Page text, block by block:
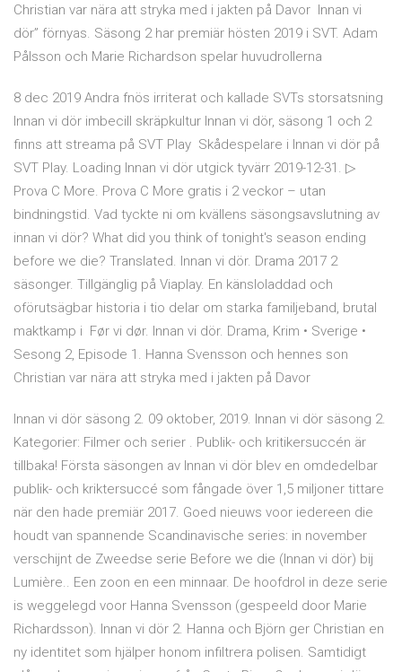
Christian var nära att stryka med i jakten på Davor Innan vi
dör” förnyas. Säsong 2 har premiär hösten 2019 i SVT. Adam
Pålsson och Marie Richardson spelar huvudrollerna
8 dec 2019 Andra fnös irriterat och kallade SVTs storsatsning
Innan vi dör imbecill skräpkultur Innan vi dör, säsong 1 och 2
finns att streama på SVT Play Skådespelare i Innan vi dör på
SVT Play. Loading Innan vi dör utgick tyvärr 2019-12-31. ▷
Prova C More. Prova C More gratis i 2 veckor – utan
bindningstid. Vad tyckte ni om kvällens säsongsavslutning av
innan vi dör? What did you think of tonight's season ending
before we die? Translated. Innan vi dör. Drama 2017 2
säsonger. Tillgänglig på Viaplay. En känsloladdad och
oförutsägbar historia i tio delar om starka familjeband, brutal
maktkamp i Før vi dør. Innan vi dör. Drama, Krim • Sverige •
Sesong 2, Episode 1. Hanna Svensson och hennes son
Christian var nära att stryka med i jakten på Davor
Innan vi dör säsong 2. 09 oktober, 2019. Innan vi dör säsong 2.
Kategorier: Filmer och serier . Publik- och kritikersuccén är
tillbaka! Första säsongen av Innan vi dör blev en omdedelbar
publik- och kriktersuccé som fångade över 1,5 miljoner tittare
när den hade premiär 2017. Goed nieuws voor iedereen die
houdt van spannende Scandinavische series: in november
verschijnt de Zweedse serie Before we die (Innan vi dör) bij
Lumière.. Een zoon en een minnaar. De hoofdrol in deze serie
is weggelegd voor Hanna Svensson (gespeeld door Marie
Richardsson). Innan vi dör 2. Hanna och Björn ger Christian en
ny identitet som hjälper honom infiltrera polisen. Samtidigt